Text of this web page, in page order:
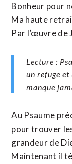
Bonheur pour
Ma haute
Par l’œuvre de
Lecture :
un refuge et
manque
Au Psaume
pour trouver
grandeur de
Maintenant il